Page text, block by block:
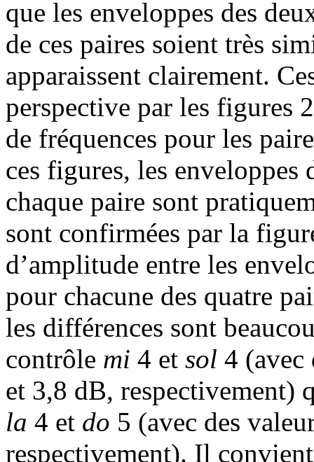
que les enveloppes des
de ces paires soient très
apparaissent clairement.
perspective par les figures
de fréquences pour les
ces figures, les enveloppes
chaque paire sont
sont confirmées par la
d’amplitude entre les
pour chacune des quatre
les différences sont
contrôle mi 4 et sol 4 (avec
et 3,8 dB, respectivement)
la 4 et do 5 (avec des
respectivement). Il